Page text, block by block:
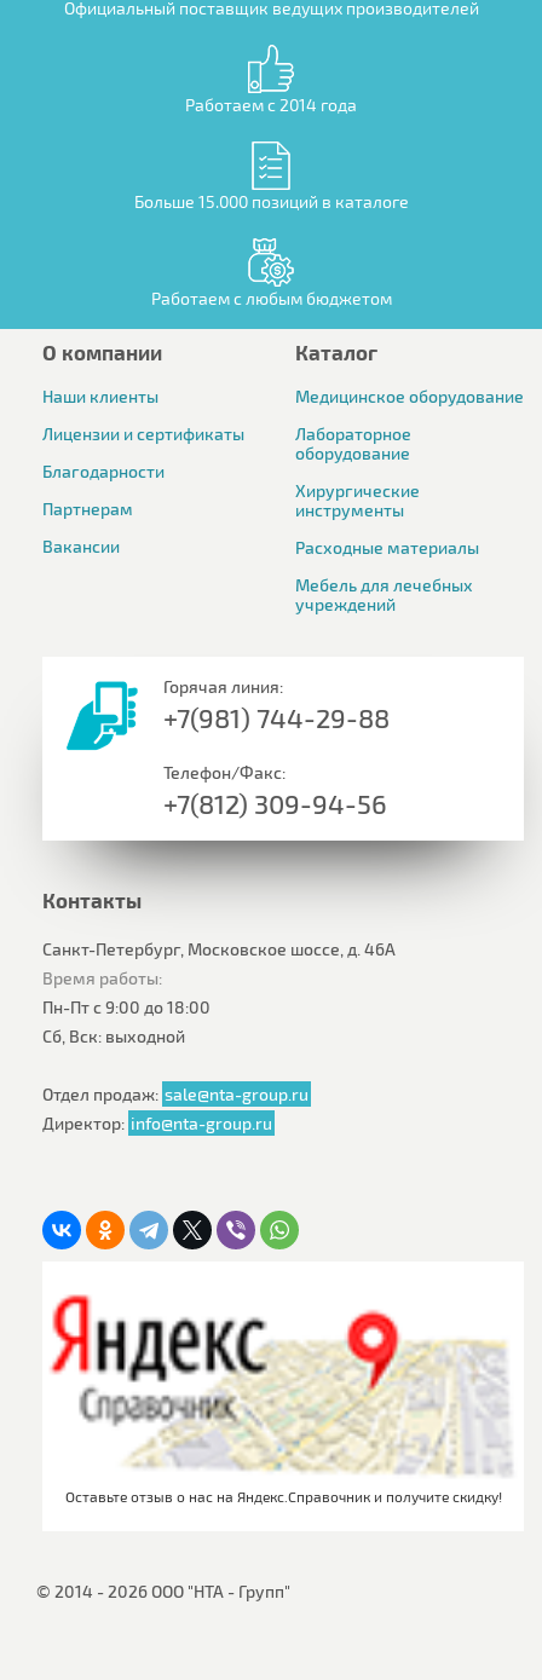
Официальный поставщик ведущих производителей
Работаем с 2014 года
Больше 15.000 позиций в каталоге
Работаем с любым бюджетом
О компании
Наши клиенты
Лицензии и сертификаты
Благодарности
Партнерам
Вакансии
Каталог
Медицинское оборудование
Лабораторное
оборудование
Хирургические
инструменты
Расходные материалы
Мебель для лечебных
учреждений
Горячая линия:
+7(981) 744-29-88
Телефон/Факс:
+7(812) 309-94-56
Контакты
Санкт-Петербург, Московское шоссе, д. 46А
Время работы:
Пн-Пт с 9:00 до 18:00
Сб, Вск: выходной
Отдел продаж: sale@nta-group.ru
Директор: info@nta-group.ru
Оставьте отзыв о нас на Яндекс.Справочник и получите скидку!
© 2014 - 2026 ООО "НТА - Групп"